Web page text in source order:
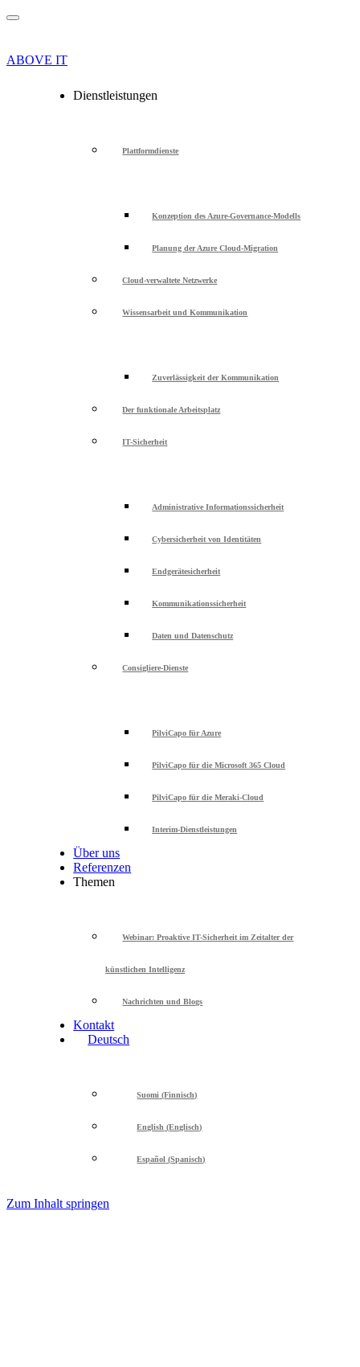
ABOVE IT
Dienstleistungen
Plattformdienste
Konzeption des Azure-Governance-Modells
Planung der Azure Cloud-Migration
Cloud-verwaltete Netzwerke
Wissensarbeit und Kommunikation
Zuverlässigkeit der Kommunikation
Der funktionale Arbeitsplatz
IT-Sicherheit
Administrative Informationssicherheit
Cybersicherheit von Identitäten
Endgerätesicherheit
Kommunikationssicherheit
Daten und Datenschutz
Consigliere-Dienste
PilviCapo für Azure
PilviCapo für die Microsoft 365 Cloud
PilviCapo für die Meraki-Cloud
Interim-Dienstleistungen
Über uns
Referenzen
Themen
Webinar: Proaktive IT-Sicherheit im Zeitalter der
künstlichen Intelligenz
Nachrichten und Blogs
Kontakt
Deutsch
Suomi (Finnisch)
English (Englisch)
Español (Spanisch)
Zum Inhalt springen